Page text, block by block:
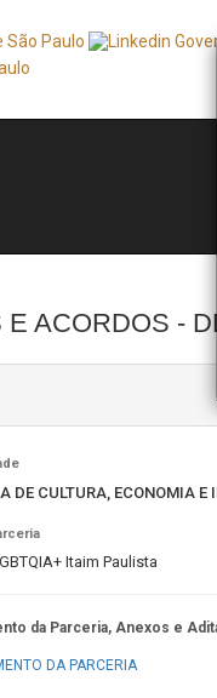
ACORDOS -
DE CULTURA, ECONOMIA
Itaim Paulista
da Parceria, Anexos e
DA PARCERIA